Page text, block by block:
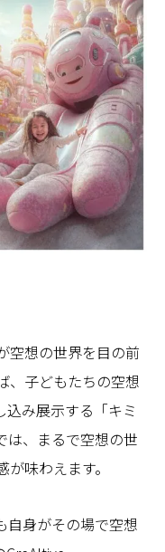
空想の世界を目の前
、子どもたちの空想
込み展示する「キミ
は、まるで空想の世
味わえます。
自身がその場で空想